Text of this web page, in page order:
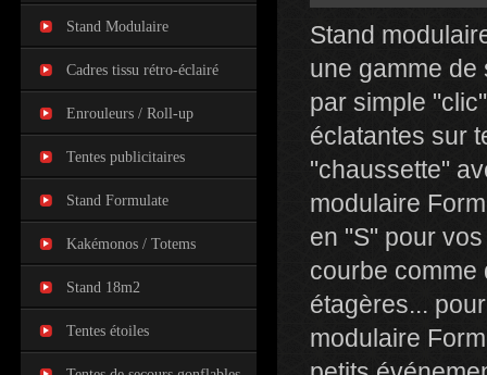
Stand Modulaire
Cadres tissu rétro-éclairé
Enrouleurs / Roll-up
Tentes publicitaires
Stand Formulate
Kakémonos / Totems
Stand 18m2
Tentes étoiles
Stand
une gamme
par simple
éclatantes sur
"chaussette"
modulaire
en "S" pour
courbe comme
étagères...
modulaire